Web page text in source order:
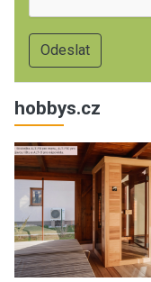
hobbys.cz